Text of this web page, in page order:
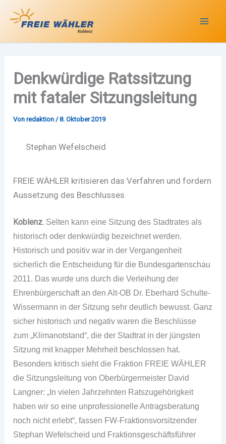
Inhalt
Denkwürdige Ratssitzung
mit fataler Sitzungsleitung
Vonredaktion/8. Oktober 2019
Stephan Wefelscheid
FREIE WÄHLER kritisieren das Verfahren und fordern
Aussetzung des Beschlusses
Koblenz. Selten kann eine Sitzung des Stadtrates als
historisch oder denkwürdig bezeichnet werden.
Historisch und positiv war in der Vergangenheit
sicherlich die Entscheidung für die Bundesgartenschau
2011. Das wurde uns durch die Verleihung der
Ehrenbürgerschaft an den Alt-OB Dr. Eberhard Schulte-
Wissermann in der Sitzung sehr deutlich bewusst. Ganz
sicher historisch und negativ waren die Beschlüsse
zum „Klimanotstand“, die der Stadtrat in der jüngsten
Sitzung mit knapper Mehrheit beschlossen hat.
Besonders kritisch sieht die Fraktion FREIE WÄHLER
die Sitzungsleitung von Oberbürgermeister David
Langner: „In vielen Jahrzehnten Ratszugehörigkeit
haben wir so eine unprofessionelle Antragsberatung
noch nicht erlebt“, fassen FW-Fraktionsvorsitzender
Stephan Wefelscheid und Fraktionsgeschäftsführer